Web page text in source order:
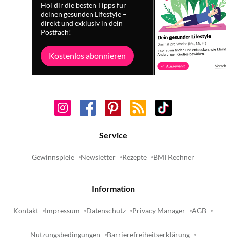
Hol dir die besten Tipps für
deinen gesunden Lifestyle –
direkt und exklusiv in dein
Postfach!
Kostenlos abonnieren
Service
Gewinnspiele Newsletter Rezepte BMI Rechner
Information
Kontakt Impressum Datenschutz Privacy Manager AGB
Nutzungsbedingungen Barrierefreiheitserklärung